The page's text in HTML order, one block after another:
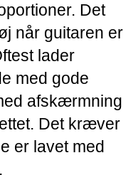
Det
når guitaren er
lader
med gode
afskærmning
Det kræver
er lavet med